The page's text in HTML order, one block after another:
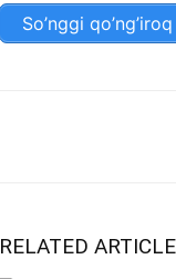
So’nggi
RELATED